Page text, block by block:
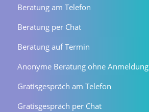
Beratung am Telefon
Beratung per Chat
Beratung auf Termin
Anonyme Beratung ohne Anmeldung
Gratisgespräch am Telefon
Gratisgespräch per Chat